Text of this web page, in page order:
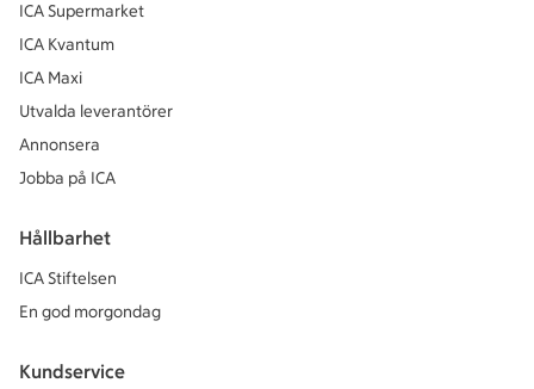
ICA Supermarket
ICA Kvantum
ICA Maxi
Utvalda leverantörer
Annonsera
Jobba på ICA
Hållbarhet
ICA Stiftelsen
En god morgondag
Kundservice